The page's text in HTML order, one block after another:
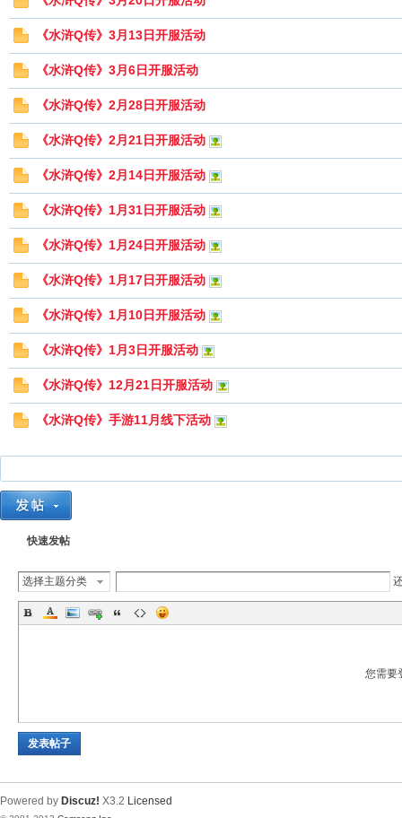
论
坛
《水浒Q传》3月13日开服活动
《水浒Q传》3月6日开服活动
《水浒Q传》2月28日开服活动
《水浒Q传》2月21日开服活动
《水浒Q传》2月14日开服活动
《水浒Q传》1月31日开服活动
《水浒Q传》1月24日开服活动
《水浒Q传》1月17日开服活动
《水浒Q传》1月10日开服活动
《水浒Q传》1月3日开服活动
《水浒Q传》12月21日开服活动
《水浒Q传》手游11月线下活动
快速发帖
选择主题分类
您需要
发表帖子
Powered by Discuz! X3.2 Licensed